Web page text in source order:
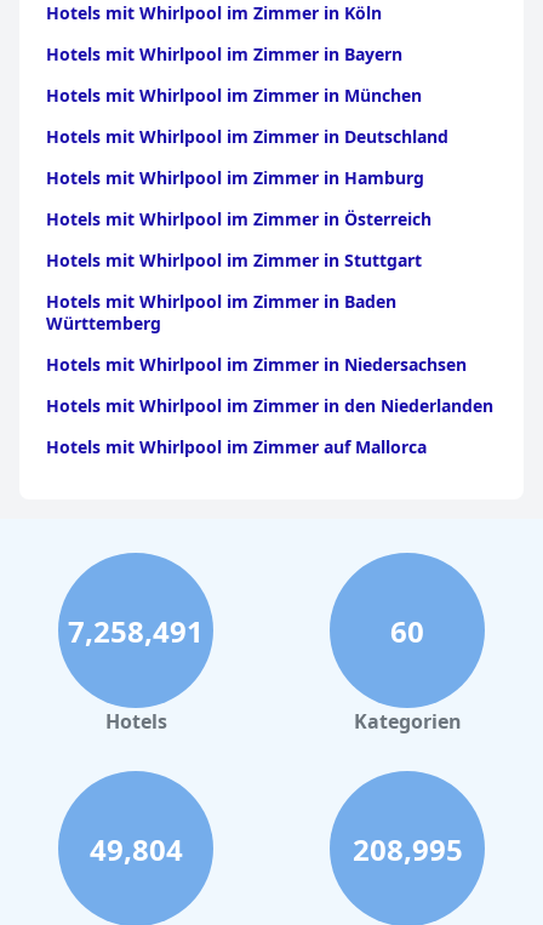
Hotels mit Whirlpool im Zimmer in Köln
Hotels mit Whirlpool im Zimmer in Bayern
Hotels mit Whirlpool im Zimmer in München
Hotels mit Whirlpool im Zimmer in Deutschland
Hotels mit Whirlpool im Zimmer in Hamburg
Hotels mit Whirlpool im Zimmer in Österreich
Hotels mit Whirlpool im Zimmer in Stuttgart
Hotels mit Whirlpool im Zimmer in Baden
Württemberg
Hotels mit Whirlpool im Zimmer in Niedersachsen
Hotels mit Whirlpool im Zimmer in den Niederlanden
Hotels mit Whirlpool im Zimmer auf Mallorca
Hotels mit Whirlpool im Zimmer in der Türkei
Hotels mit Whirlpool im Zimmer in Griechenland
Hotels mit Whirlpool im Zimmer in der Schweiz
Hotels mit Whirlpool im Zimmer in Wien
Hotels mit Whirlpool im Zimmer in Hessen
7,258,491
Hotels
60
Kategorien
49,804 208,995